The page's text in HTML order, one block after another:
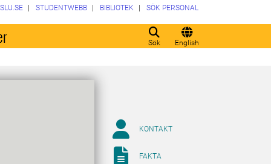
Sök English
SLU.SE STUDENTWEBB BIBLIOTEK SÖK PERSONAL
KONTAKT
FAKTA